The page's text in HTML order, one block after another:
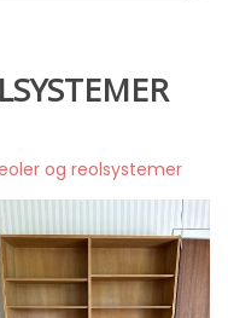
og reolsystemer